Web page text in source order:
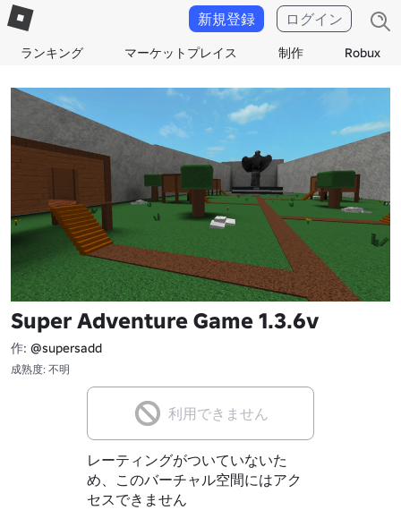
ランキング マーケットプレイス 制作 Robux
新規登録 ログイン
Super Adventure Game 1.3.6v
作: @supersadd
成熟度: 不明
利用できません
レーティングがついていないた
め、このバーチャル空間にはアク
セスできません